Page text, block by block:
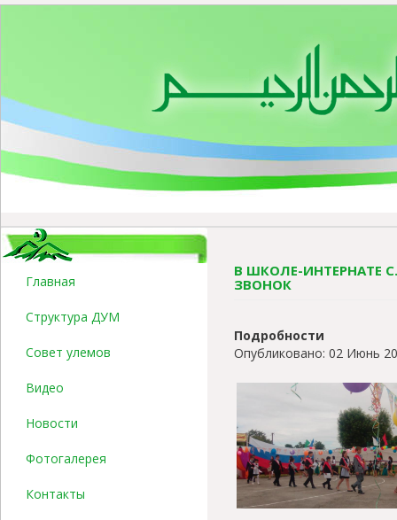
Главная
Структура ДУМ
Совет улемов
Видео
Новости
Фотогалерея
Контакты
В ШКОЛЕ-ИНТЕРНАТЕ
ЗВОНОК
Подробности
Опубликовано: 02 Июнь